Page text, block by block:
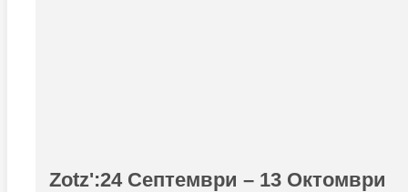
Zotz':24 Септември – 13 Октомври